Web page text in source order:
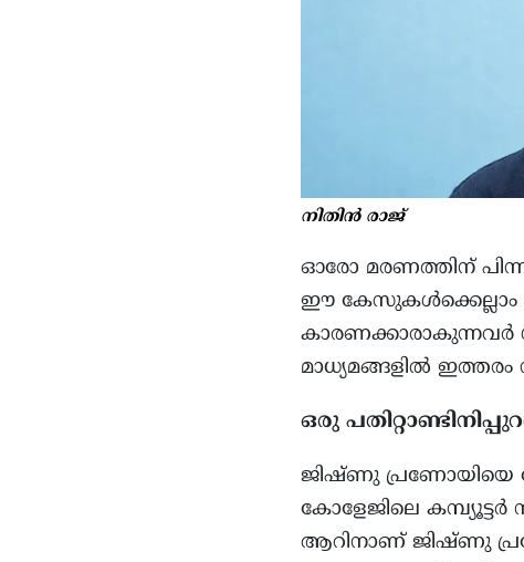
നിതിൻ രാജ്
ഓരോ മരണത്തിന്
ഈ കേസുകൾക്കെല്ലാം
കാരണക്കാരാകുന്നവർ
മാധ്യമങ്ങളിൽ
ഒരു
ജിഷ്ണു പ്രണോയിയെ
കോളേജിലെ
ആറിനാണ് ജിഷ്ണു